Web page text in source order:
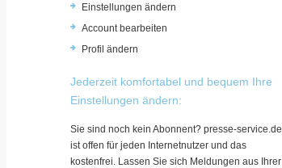
Einstellungen ändern
Account bearbeiten
Profil ändern
Jederzeit komfortabel und bequem Ihre
Einstellungen ändern:
Sie sind noch kein Abonnent? presse-service.de
ist offen für jeden Internetnutzer und das
kostenfrei. Lassen Sie sich Meldungen aus Ihrer